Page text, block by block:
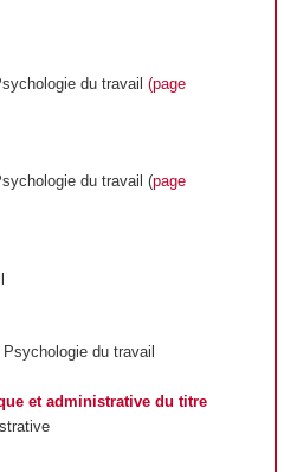
du travail (page
du travail (page
Psychologie du travail
et administrative du titre